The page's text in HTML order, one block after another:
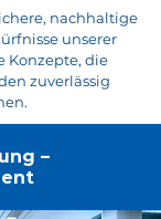
nachhaltige
unserer
Konzepte, die
zuverlässig
–